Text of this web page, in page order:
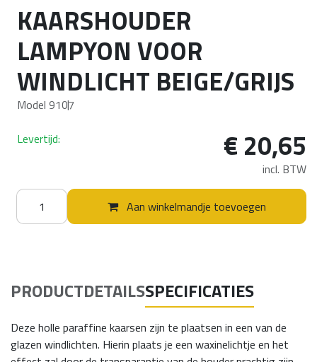
KAARSHOUDER
LAMPYON VOOR
WINDLICHT BEIGE/GRIJS
Model 9107
Aan winkelmandje toevoegen
Levertijd: € 20,65
incl. BTW
PRODUCTDETAILSSPECIFICATIES
Deze holle paraffine kaarsen zijn te plaatsen in een van de
glazen windlichten. Hierin plaats je een waxinelichtje en het